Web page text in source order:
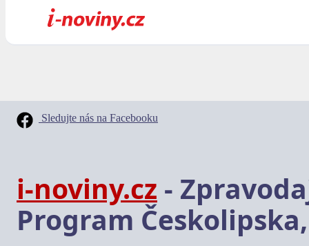
Sledujte nás na Facebooku
i-noviny.cz -
Program